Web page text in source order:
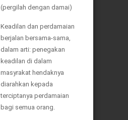
(pergilah dengan damai)
Keadilan dan perdamaian
berjalan bersama-sama,
dalam arti: penegakan
keadilan di dalam
masyrakat hendaknya
diarahkan kepada
terciptanya perdamaian
bagi semua orang.